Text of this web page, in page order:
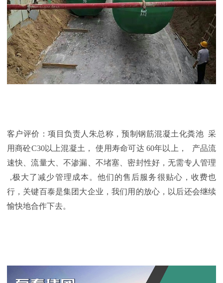
客户评价：项目负责人朱总称，预制钢筋混凝土化粪池 采
用商砼C30以上混凝土， 使用寿命可达 60年以上，
产品流
速快、流量大、不渗漏、不堵塞、密封性好，无需专人管理
,极大了减少管理成本。他们的售后服务很贴心，收费也
行，关键百泰是集团大企业，我们用的放心，以后还会继续
愉快地合作下去。